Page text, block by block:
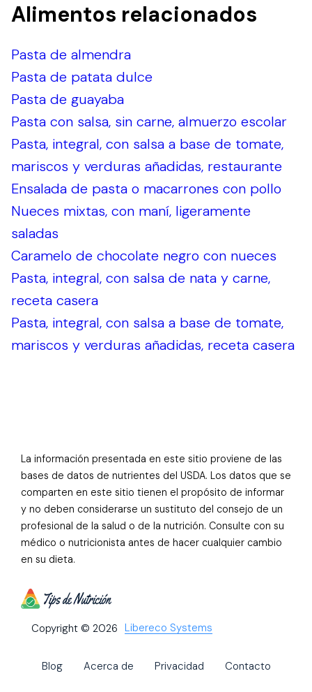
Alimentos relacionados
Pasta de almendra
Pasta de patata dulce
Pasta de guayaba
Pasta con salsa, sin carne, almuerzo escolar
Pasta, integral, con salsa a base de tomate,
mariscos y verduras añadidas, restaurante
Ensalada de pasta o macarrones con pollo
Nueces mixtas, con maní, ligeramente
saladas
Caramelo de chocolate negro con nueces
Pasta, integral, con salsa de nata y carne,
receta casera
Pasta, integral, con salsa a base de tomate,
mariscos y verduras añadidas, receta casera
La información presentada en este sitio proviene de las
bases de datos de nutrientes del USDA. Los datos que se
comparten en este sitio tienen el propósito de informar
y no deben considerarse un sustituto del consejo de un
profesional de la salud o de la nutrición. Consulte con su
médico o nutricionista antes de hacer cualquier cambio
en su dieta.
Copyright © 2026 Libereco Systems
Blog Acerca de Privacidad Contacto